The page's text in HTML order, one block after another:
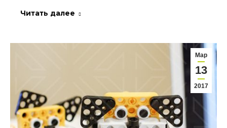
Читать далее
Мар
13
2017